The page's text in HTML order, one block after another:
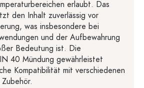
erlaubt. Das
den Inhalt zuverlässig vor
was insbesondere bei
und der Aufbewahrung
Bedeutung ist. Die
40 Mündung gewährleistet
Kompatibilität mit verschiedenen